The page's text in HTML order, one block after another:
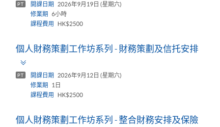
PT 開課日期
2026年9月19日 (星期六)
修業期
6小時
課程費用
HK$2500
個人財務策劃工作坊系列 - 財務策劃及信托安排
PT 開課日期
2026年9月12日 (星期六)
修業期
1日
課程費用
HK$2500
個人財務策劃工作坊系列 - 整合財務安排及保險